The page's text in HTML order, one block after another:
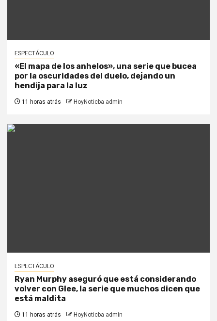
ESPECTÁCULO
«El mapa de los anhelos», una serie que bucea
por la oscuridades del duelo, dejando un
hendija para la luz
11 horas atrás HoyNoticba admin
ESPECTÁCULO
Ryan Murphy aseguró que está considerando
volver con Glee, la serie que muchos dicen que
está maldita
11 horas atrás HoyNoticba admin